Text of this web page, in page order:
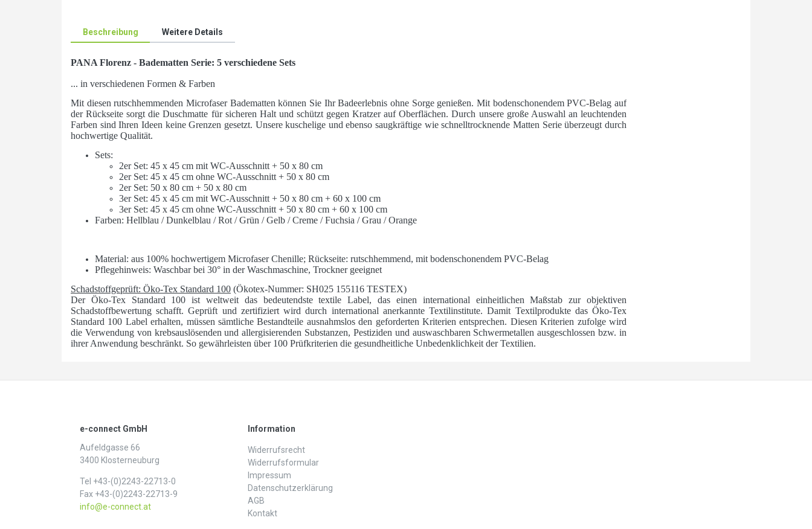
Beschreibung Weitere Details
PANA Florenz - Badematten Serie: 5 verschiedene Sets
... in verschiedenen Formen & Farben
Mit diesen rutschhemmenden Microfaser Badematten können Sie Ihr Badeerlebnis ohne Sorge genießen. Mit bodenschonendem PVC-Belag auf
der Rückseite sorgt die Duschmatte für sicheren Halt und schützt gegen Kratzer auf Oberflächen. Durch unsere große Auswahl an leuchtenden
Farben sind Ihren Ideen keine Grenzen gesetzt. Unsere kuschelige und ebenso saugkräftige wie schnelltrocknende Matten Serie überzeugt durch
hochwertige Qualität.
Sets:
2er Set: 45 x 45 cm mit WC-Ausschnitt + 50 x 80 cm
2er Set: 45 x 45 cm ohne WC-Ausschnitt + 50 x 80 cm
2er Set: 50 x 80 cm + 50 x 80 cm
3er Set: 45 x 45 cm mit WC-Ausschnitt + 50 x 80 cm + 60 x 100 cm
3er Set: 45 x 45 cm ohne WC-Ausschnitt + 50 x 80 cm + 60 x 100 cm
Farben: Hellblau / Dunkelblau / Rot / Grün / Gelb / Creme / Fuchsia / Grau / Orange
Material: aus 100% hochwertigem Microfaser Chenille; Rückseite: rutschhemmend, mit bodenschonendem PVC-Belag
Pflegehinweis: Waschbar bei 30° in der Waschmaschine, Trockner geeignet
Schadstoffgeprüft: Öko-Tex Standard 100 (Ökotex-Nummer: SH025 155116 TESTEX)
Der Öko-Tex Standard 100 ist weltweit das bedeutendste textile Label, das einen international einheitlichen Maßstab zur objektiven
Schadstoffbewertung schafft. Geprüft und zertifiziert wird durch international anerkannte Textilinstitute. Damit Textilprodukte das Öko-Tex
Standard 100 Label erhalten, müssen sämtliche Bestandteile ausnahmslos den geforderten Kriterien entsprechen. Diesen Kriterien zufolge wird
die Verwendung von krebsauslösenden und allergisierenden Substanzen, Pestiziden und auswaschbaren Schwermetallen ausgeschlossen bzw. in
ihrer Anwendung beschränkt. So gewährleisten über 100 Prüfkriterien die gesundheitliche Unbedenklichkeit der Textilien.
e-connect GmbH
Aufeldgasse 66
3400 Klosterneuburg
Tel +43-(0)2243-22713-0
Fax +43-(0)2243-22713-9
info@e-connect.at
Information
Widerrufs­recht
Widerrufs­formular
Impressum
Daten­schutz­erklärung
AGB
Kontakt